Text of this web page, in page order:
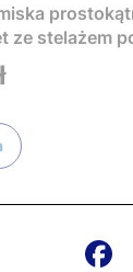
ze stelażem